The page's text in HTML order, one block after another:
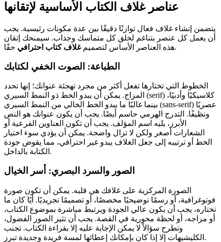
عناصر غلاف الكتاب الأساسية لإتقانها
يتضمن إنشاء غلاف فعال توازنًا دقيقًا بين عدة مكونات رئيسية. يجب
أن يعمل كل عنصر بتناغم لخلق كل متماسك وجذاب. سيمنحك إتقان
هذه العناصر الأساس لتصميمغلاف كتاب احترافي حقًا.
الطباعة: الصوت الخفي لكتابك
الخطوط التي تختارها تفعل أكثر من مجرد تهجئة عنوانك؛ إنها تحدد
المزاج. يمكن أن يبدو الخط ذو النمط السيري (serif) كلاسيكيًا وأدبيًا،
بينما غالبًا ما يبدو الخط الخالي من النمط السيري (sans-serif) عصريًا
ونظيفًا. التدرج الهرمي حاسم أيضًا. يجب أن يكون عنوانك هو النص
الأبرز، يليه اسم المؤلف. يجب أن تكون العناوين الفرعية أو
الشعارات أصغر ولكن لا تزال واضحة. يمكن أن يؤدي سوء اختيار
الخط أو ترتيبه إلى جعل الغلاف يبدو غير احترافي، مما يقوض جودة
الكتابة بالداخل.
الصور والسرد البصري: أسر الخيال
الصورة المركزية على غلافك هي قلبه. يمكن أن تكون صورة
فوتوغرافية، أو رسمًا توضيحيًا مخصصًا، أو تصميمًا تجريديًا. أيًا كان ما
تختاره، يجب أن يكون عالي الجودة ويرتبط مباشرة بموضوع الكتاب،
أو مزاجه، أو لحظة محورية في القصة. يجب أن تثير الصور الفضول،
وتطرح سؤالاً لا يمكن الإجابة عليه إلا بقراءة الكتاب. تجنب
الكليشيهات إلا إذا كان بإمكانك إعطائها لمسة فريدة وجديدة تبرز.